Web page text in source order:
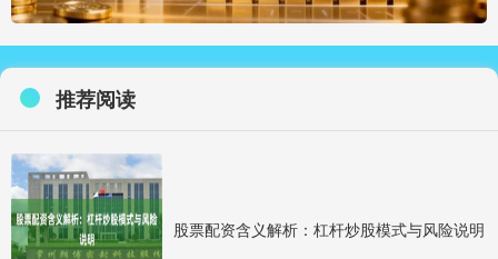
推荐阅读
股票配资含义解析：杠杆炒股模式与风险说明